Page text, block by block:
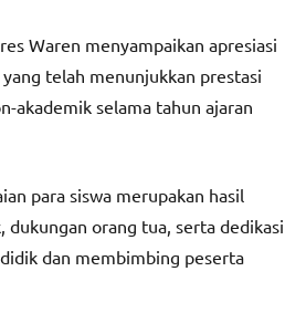
Waren menyampaikan apresiasi
telah menunjukkan prestasi
akademik selama tahun ajaran
para siswa merupakan hasil
dukungan orang tua, serta dedikasi
dan membimbing peserta